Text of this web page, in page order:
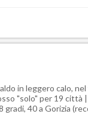
in leggero calo,
"solo" per 19 città
gradi, 40 a Gorizia